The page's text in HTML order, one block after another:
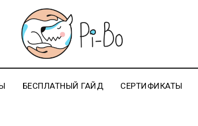
БЕСПЛАТНЫЙ ГАЙД СЕРТИФИКАТЫ